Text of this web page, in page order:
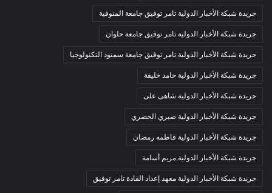
جريدة شبكة الأخبار الدولية تامر توفيق جامعة المنوفية
جريدة شبكة الأخبار الدولية تامر توفيق جامعة حلوان
جريدة شبكة الأخبار الدولية تامر توفيق جامعة سمنود التكنولوجيا
جريدة شبكة الأخبار الدولية حامد خليفة
جريدة شبكة الأخبار الدولية شاهى على
جريدة شبكة الأخبار الدولية صبري الحصري
جريدة شبكة الأخبار الدولية فاطمه رمضان
جريدة شبكة الأخبار الدولية مريم أسامة
جريدة شبكة الأخبار الدولية معهد إعداد القادة تامر توفيق